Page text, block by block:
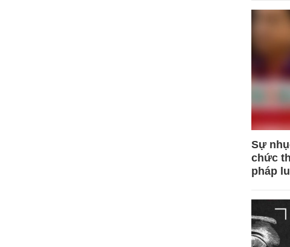
Sự
chức
pháp